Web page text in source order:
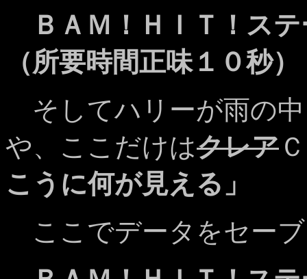
ＢＡＭ！ＨＩＴ！ス
（所要時間正味１０秒）
そしてハリーが雨の
や、ここだけはクレア
こうに何が見える」
ここでデータをセー